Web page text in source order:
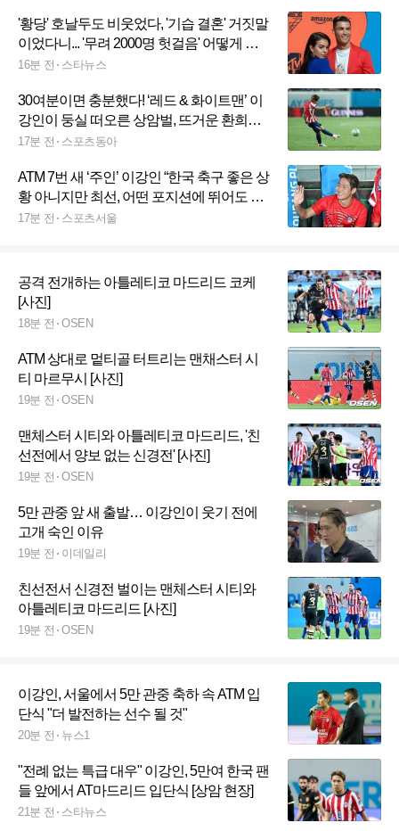
'황당' 호날두도 비웃었다, '기습 결혼' 거짓말
이었다니... '무려 2000명 헛걸음' 어떻게 이
런 일이
16분 전 스타뉴스
30여분이면 충분했다! ‘레드 & 화이트맨’ 이
강인이 둥실 떠오른 상암벌, 뜨거운 환희와
따스한 갈채가 가득…“계속 발전한다”는 약
17분 전 스포츠동아
ATM 7번 새 ‘주인’ 이강인 “한국 축구 좋은 상
황 아니지만 최선, 어떤 포지션에 뛰어도 괜
찮아요”[쿠플 시리즈]
17분 전 스포츠서울
공격 전개하는 아틀레티코 마드리드 코케
[사진]
18분 전 OSEN
ATM 상대로 멑티골 터트리는 맨채스터 시
티 마르무시 [사진]
19분 전 OSEN
맨체스터 시티와 아틀레티코 마드리드, '친
선전에서 양보 없는 신경전' [사진]
19분 전 OSEN
5만 관중 앞 새 출발… 이강인이 웃기 전에
고개 숙인 이유
19분 전 이데일리
친선전서 신경전 벌이는 맨체스터 시티와
아틀레티코 마드리드 [사진]
19분 전 OSEN
이강인, 서울에서 5만 관중 축하 속 ATM 입
단식 "더 발전하는 선수 될 것"
20분 전 뉴스1
"전례 없는 특급 대우" 이강인, 5만여 한국 팬
들 앞에서 AT마드리드 입단식 [상암 현장]
21분 전 스타뉴스